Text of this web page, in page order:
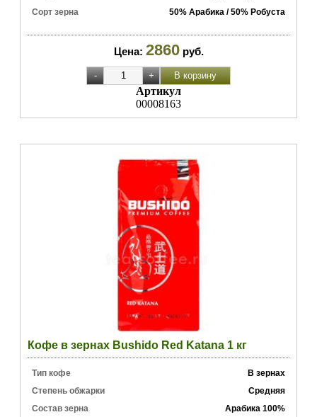
Сорт зерна
50% Арабика / 50% Робуста
Цена: 2860 руб.
Артикул
00008163
Кофе в зернах Bushido Red Katana 1 кг
Тип кофе
В зернах
Степень обжарки
Средняя
Состав зерна
Арабика 100%